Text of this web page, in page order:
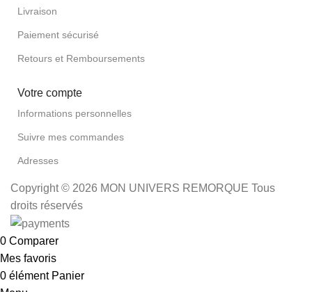
Livraison
Paiement sécurisé
Retours et Remboursements
Votre compte
Informations personnelles
Suivre mes commandes
Adresses
Copyright © 2026 MON UNIVERS REMORQUE Tous
droits réservés
0 Comparer
Mes favoris
0 élément Panier